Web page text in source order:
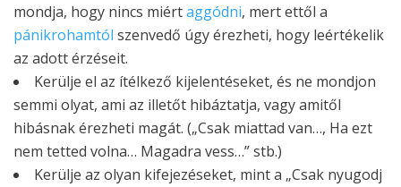
mondja, hogy nincs miértaggódni, mert ettől a
pánikrohamtól szenvedő úgy érezheti, hogy leértékelik
az adott érzéseit.
Kerülje el az ítélkező kijelentéseket, és ne mondjon
semmi olyat, ami az illetőt hibáztatja, vagy amitől
hibásnak érezheti magát. („Csak miattad van…, Ha ezt
nem tetted volna… Magadra vess…” stb.)
Kerülje az olyan kifejezéseket, mint a „Csak nyugodj